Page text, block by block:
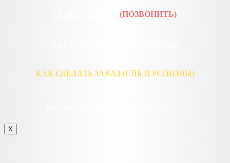
(ПОЗВОНИТЬ)
КАК СДЕЛАТЬ ЗАКАЗ (СПБ И РЕГИОНЫ)
X